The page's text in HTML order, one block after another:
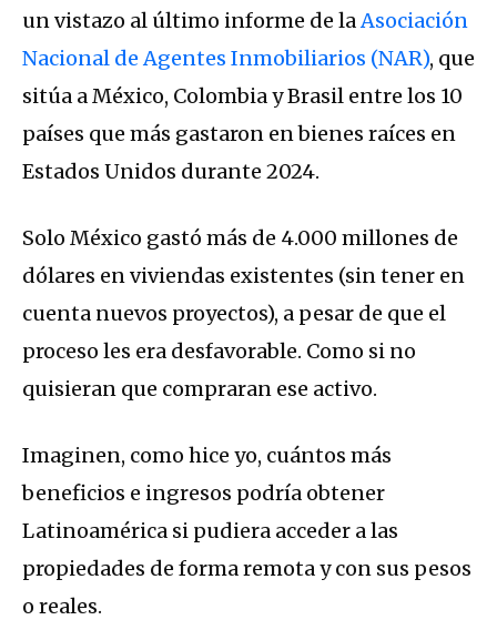
un vistazo al último informe de laAsociación
Nacional de Agentes Inmobiliarios (NAR), que
sitúa a México, Colombia y Brasil entre los 10
países que más gastaron en bienes raíces en
Estados Unidos durante 2024.
Solo México gastó más de 4.000 millones de
dólares en viviendas existentes (sin tener en
cuenta nuevos proyectos), a pesar de que el
proceso les era desfavorable. Como si no
quisieran que compraran ese activo.
Imaginen, como hice yo, cuántos más
beneficios e ingresos podría obtener
Latinoamérica si pudiera acceder a las
propiedades de forma remota y con sus pesos
o reales.